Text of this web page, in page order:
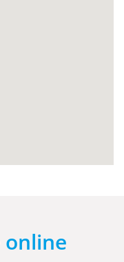
online